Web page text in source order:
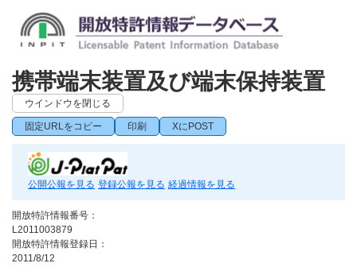
携帯端末装置及び端末保持装置
ウインドウを閉じる
固定URLをコピー 印刷 XにPOST
公開公報を見る 登録公報を見る 経過情報を見る
開放特許情報番号：
L2011003879
開放特許情報登録日：
2011/8/12